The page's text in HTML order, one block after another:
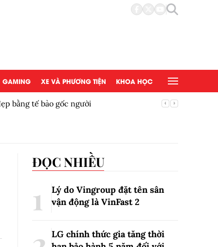
GAMING XE VÀ PHƯƠNG TIỆN KHOA HỌC
bằng tế bào gốc người
ĐỌC NHIỀU
Lý do Vingroup đặt tên sân
vận động là VinFast2
LG chính thức gia tăng thời